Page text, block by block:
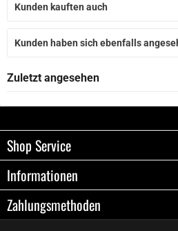
Kunden kauften auch
Kunden haben sich ebenfalls
Zuletzt angesehen
Shop Service
Informationen
Zahlungsmethoden